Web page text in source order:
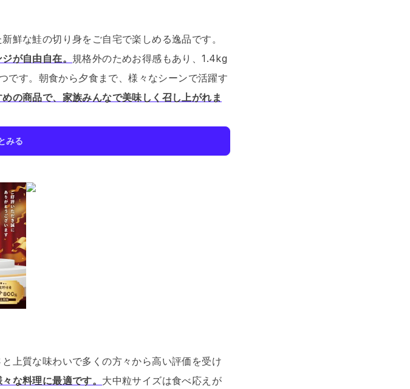
鮮な鮭の切り身をご自宅で楽しめる逸品です。
が自由自在。 規格外のためお得感もあり、1.4kg
です。 朝食から夕食まで、様々なシーンで活躍す
の商品で、家族みんなで美味しく召し上がれま
みる
上質な味わいで多くの方々から高い評価を受け
な料理に最適です。 大中粒サイズは食べ応えが